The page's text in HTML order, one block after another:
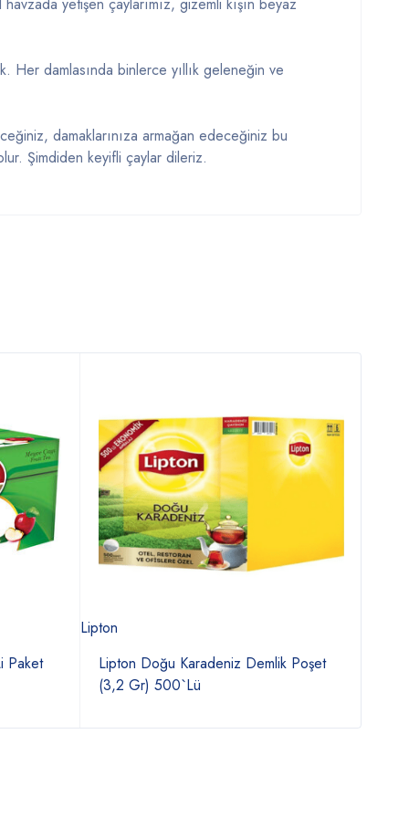
Her damlasında binlerce yıllık geleneğin ve
damaklarınıza armağan edeceğiniz bu
Şimdiden keyifli çaylar dileriz.
Paket
Lipton
Lipton Doğu Karadeniz Demlik Poşet
(3,2 Gr) 500`Lü